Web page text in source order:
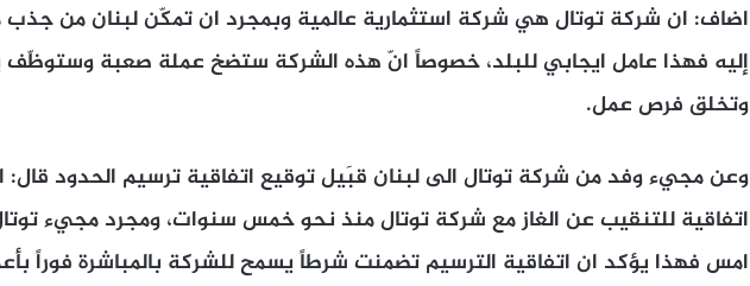
اضاف: ان شركة توتال هي شركة استثمارية عالمية وبمجرد ان تمكّن لبنان من جذب
إليه فهذا عامل ايجابي للبلد، خصوصاً انّ هذه الشركة ستضخ عملة صعبة وستوظّف
وتخلق فرص عمل.
وعن مجيء وفد من شركة توتال الى لبنان قبَيل توقيع اتفاقية ترسيم الحدود قال:
اتفاقية للتنقيب عن الغاز مع شركة توتال منذ نحو خمس سنوات، ومجرد مجيء
امس فهذا يؤكد ان اتفاقية الترسيم تضمنت شرطاً يسمح للشركة بالمباشرة فوراً